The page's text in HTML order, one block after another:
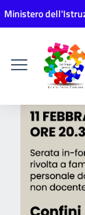
Vai ai contenuti
Vai al menu di
Vai al footer
Ministero